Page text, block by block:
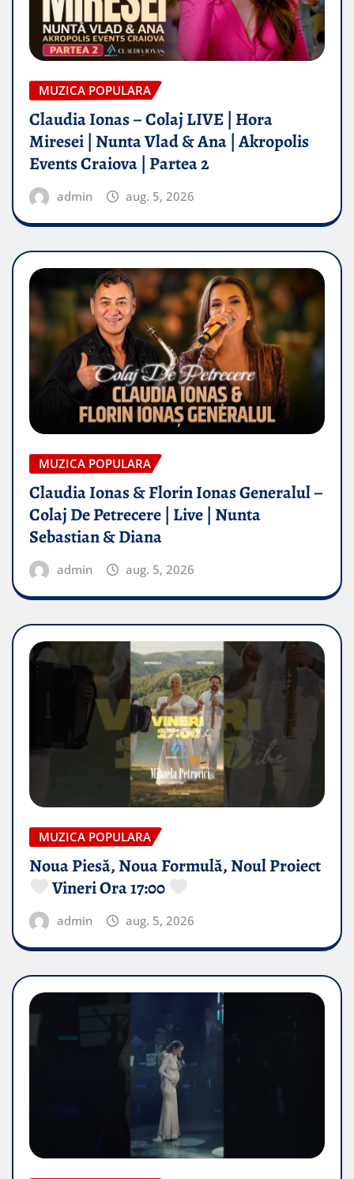
MUZICA POPULARA
Claudia Ionas – Colaj LIVE | Hora
Miresei | Nunta Vlad & Ana | Akropolis
Events Craiova | Partea 2
admin aug. 5, 2026
MUZICA POPULARA
Claudia Ionas & Florin Ionas Generalul –
Colaj De Petrecere | Live | Nunta
Sebastian & Diana
admin aug. 5, 2026
MUZICA POPULARA
Noua Piesă, Noua Formulă, Noul Proiect
Vineri Ora 17:00
admin aug. 5, 2026